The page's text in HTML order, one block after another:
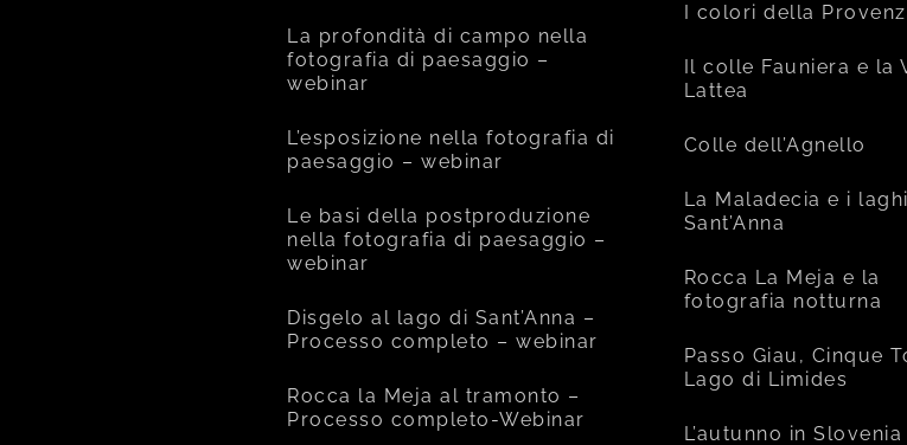
La profondità di campo nella
fotografia di paesaggio –
webinar
L’esposizione nella fotografia di
paesaggio – webinar
Le basi della postproduzione
nella fotografia di paesaggio –
webinar
Disgelo al lago di Sant’Anna –
Processo completo – webinar
Rocca la Meja al tramonto –
Processo completo-Webinar
I colori della
Il colle Fauniera e la
Lattea
Colle dell’Agnello
La Maladecia e i
Sant’Anna
Rocca La Meja e la
fotografia notturna
Passo Giau, Cinque
Lago di Limides
L’autunno in Slovenia